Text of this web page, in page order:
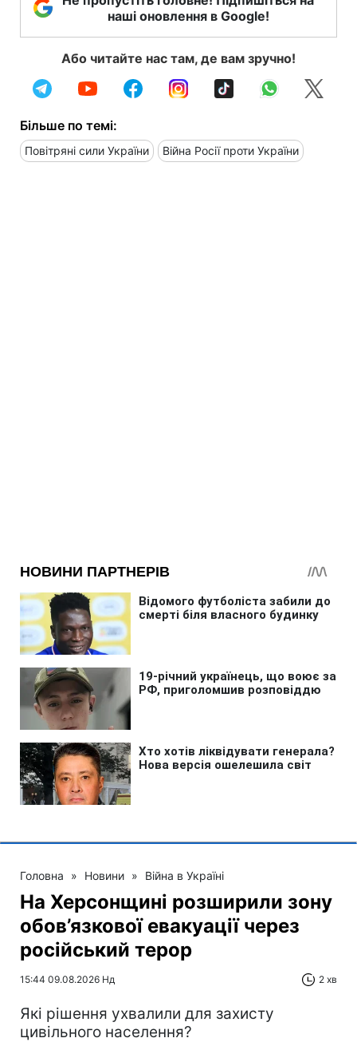
наші оновлення в Google!
Або читайте нас там, де вам зручно!
Більше по темі:
Повітряні сили України Війна Росії проти України
Головна » Новини » Війна в Україні
На Херсонщині розширили зону
обов’язкової евакуації через
російський терор
15:44 09.08.2026 Нд 2 хв
Які рішення ухвалили для захисту
цивільного населення?